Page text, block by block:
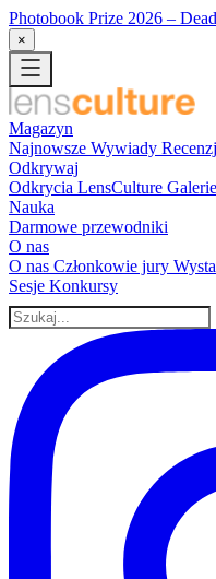
Photobook Prize 2026 –
×
Magazyn
Najnowsze Wywiady
Odkrywaj
Odkrycia LensCulture
Nauka
Darmowe przewodniki
O nas
O nas Członkowie jury
Sesje Konkursy